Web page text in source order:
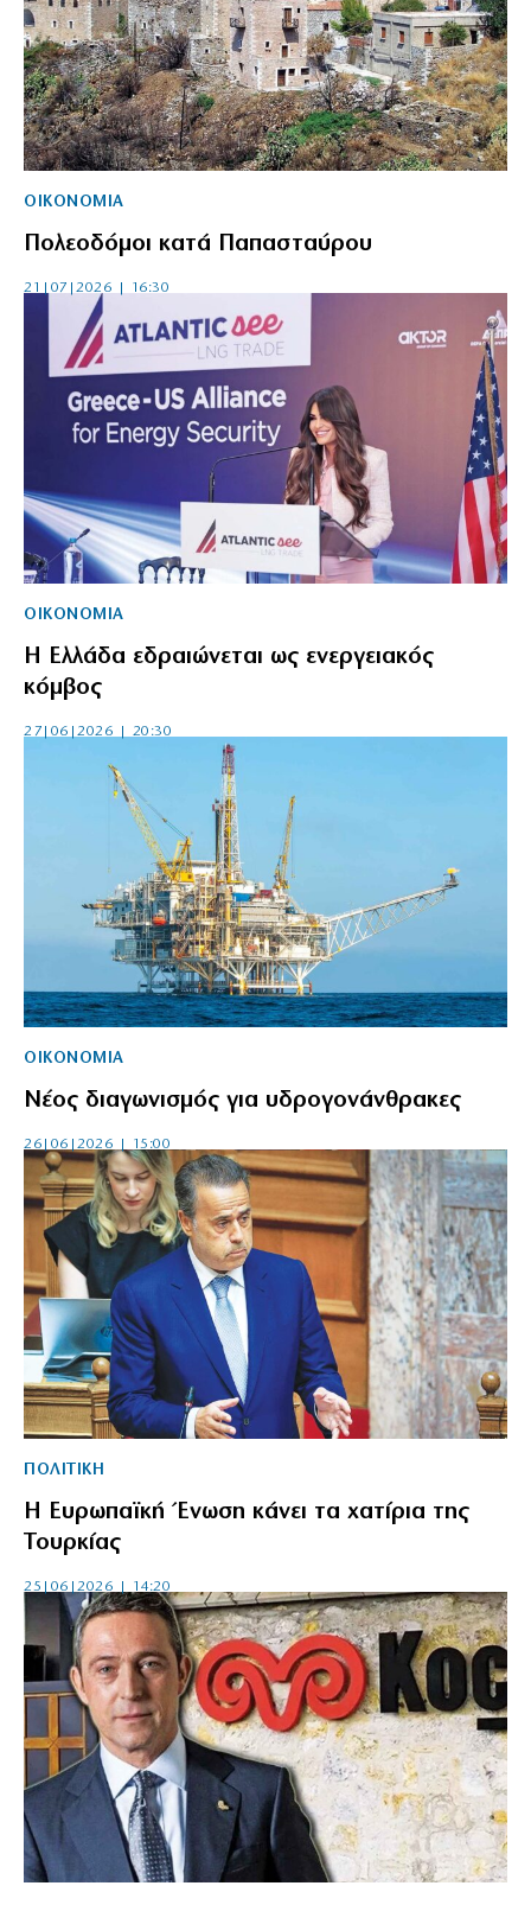
ΟΙΚΟΝΟΜΙΑ
Πολεοδόμοι κατά Παπασταύρου
21|07|2026 | 16:30
ΟΙΚΟΝΟΜΙΑ
Η Ελλάδα εδραιώνεται ως ενεργειακός
κόμβος
27|06|2026 | 20:30
ΟΙΚΟΝΟΜΙΑ
Νέος διαγωνισμός για υδρογονάνθρακες
26|06|2026 | 15:00
ΠΟΛΙΤΙΚΗ
Η Ευρωπαϊκή Ένωση κάνει τα χατίρια της
Τουρκίας
25|06|2026 | 14:20